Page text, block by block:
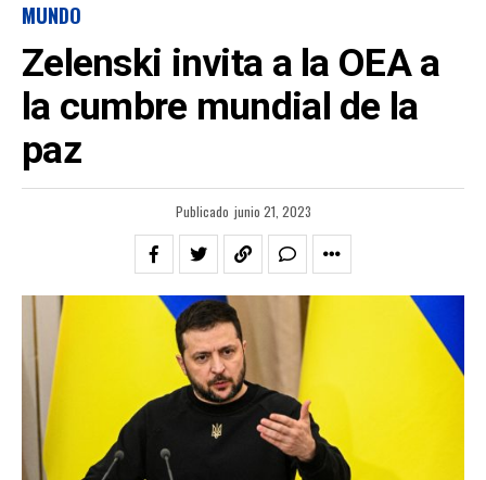
MUNDO
Zelenski invita a la OEA a
la cumbre mundial de la
paz
Publicado junio 21, 2023